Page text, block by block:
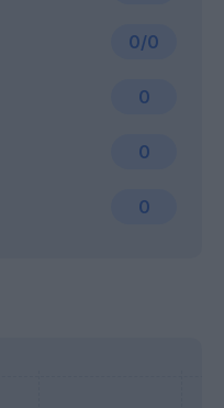
0
0/0
0
0